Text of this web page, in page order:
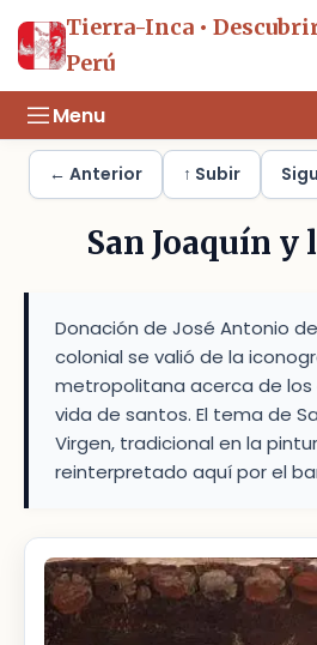
Tierra-Inca •
Perú
Menu
← Anterior ↑ Subir
San Joaquín y
Donación de José Antonio
colonial se valió de la
metropolitana acerca de los
vida de santos. El tema de
Virgen, tradicional en la
reinterpretado aquí por el